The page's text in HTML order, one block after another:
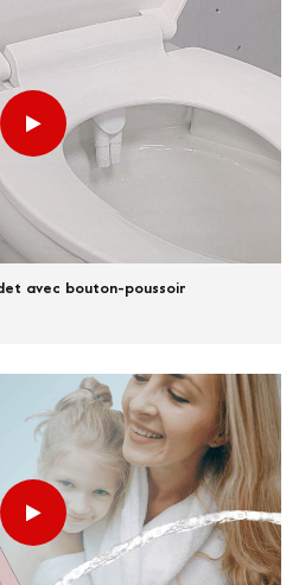
avec bouton-poussoir